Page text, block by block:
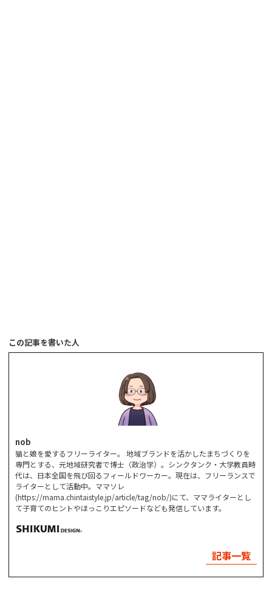
この記事を書いた人
nob
猫と娘を愛するフリーライター。 地域ブランドを活かしたまちづくりを
専門とする、元地域研究者で博士（政治学）。シンクタンク・大学教員時
代は、日本全国を飛び回るフィールドワーカー。現在は、フリーランスで
ライターとして活動中。ママソレ
(https://mama.chintaistyle.jp/article/tag/nob/)にて、ママライターとし
て子育てのヒントやほっこりエピソードなども発信しています。
記事一覧